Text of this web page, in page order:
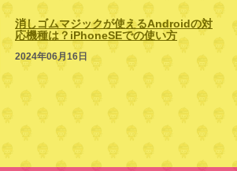
消しゴムマジックが使えるAndroidの対
応機種は？iPhoneSEでの使い方
2024年06月16日